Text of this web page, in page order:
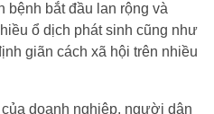
bệnh bắt đầu lan rộng và
ổ dịch phát sinh cũng như
giãn cách xã hội trên nhiều
doanh nghiệp, người dân